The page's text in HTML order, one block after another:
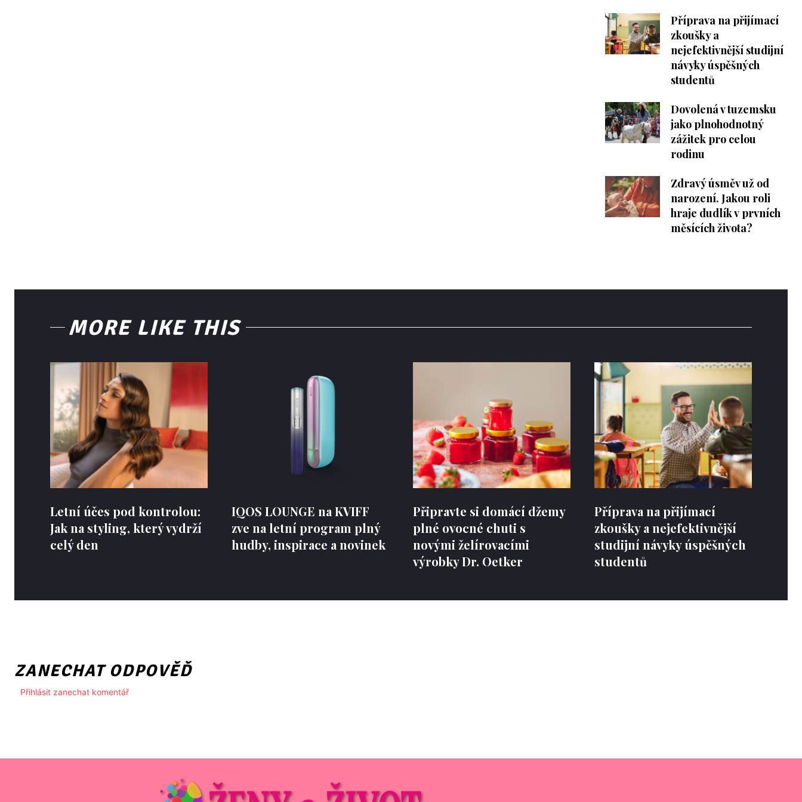
Příprava na přijímací
zkoušky a
nejefektivnější studijní
návyky úspěšných
studentů
Dovolená v tuzemsku
jako plnohodnotný
zážitek pro celou
rodinu
Zdravý úsměv už od
narození. Jakou roli
hraje dudlík v prvních
měsících života?
MORE LIKE THIS
Letní účes pod kontrolou:
Jak na styling, který vydrží
celý den
IQOS LOUNGE na KVIFF
zve na letní program plný
hudby, inspirace a novinek
Připravte si domácí džemy
plné ovocné chuti s
novými želírovacími
výrobky Dr. Oetker
Příprava na přijímací
zkoušky a nejefektivnější
studijní návyky úspěšných
studentů
ZANECHAT ODPOVĚĎ
Přihlásit zanechat komentář